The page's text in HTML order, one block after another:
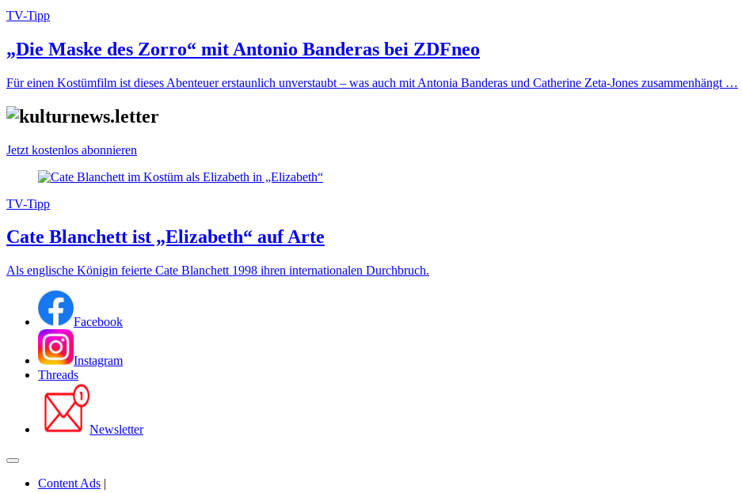
TV-Tipp
„Die Maske des Zorro“ mit Antonio Banderas bei ZDFneo
Für einen Kostümfilm ist dieses Abenteuer erstaunlich unverstaubt – was auch mit Antonia Banderas und Catherine Zeta-Jones zusammenhängt …
Jetzt kostenlos abonnieren
TV-Tipp
Cate Blanchett ist „Elizabeth“ auf Arte
Als englische Königin feierte Cate Blanchett 1998 ihren internationalen Durchbruch.
Facebook
Instagram
Threads
Newsletter
Content Ads |